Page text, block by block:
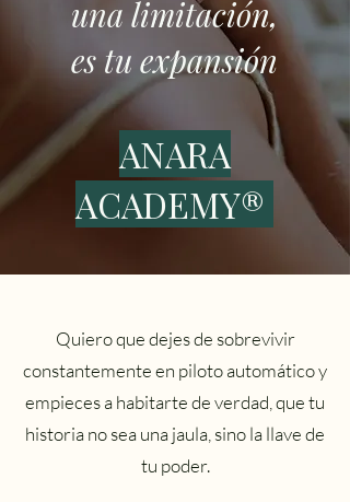
una limitación,
es tu expansión
ANARA
ACADEMY®
Quiero que dejes de sobrevivir
constantemente en piloto automático y
empieces a habitarte de verdad, que tu
historia no sea una jaula, sino la llave de
tu poder.